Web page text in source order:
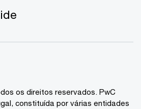
os direitos reservados. PwC
constituída por várias entidades